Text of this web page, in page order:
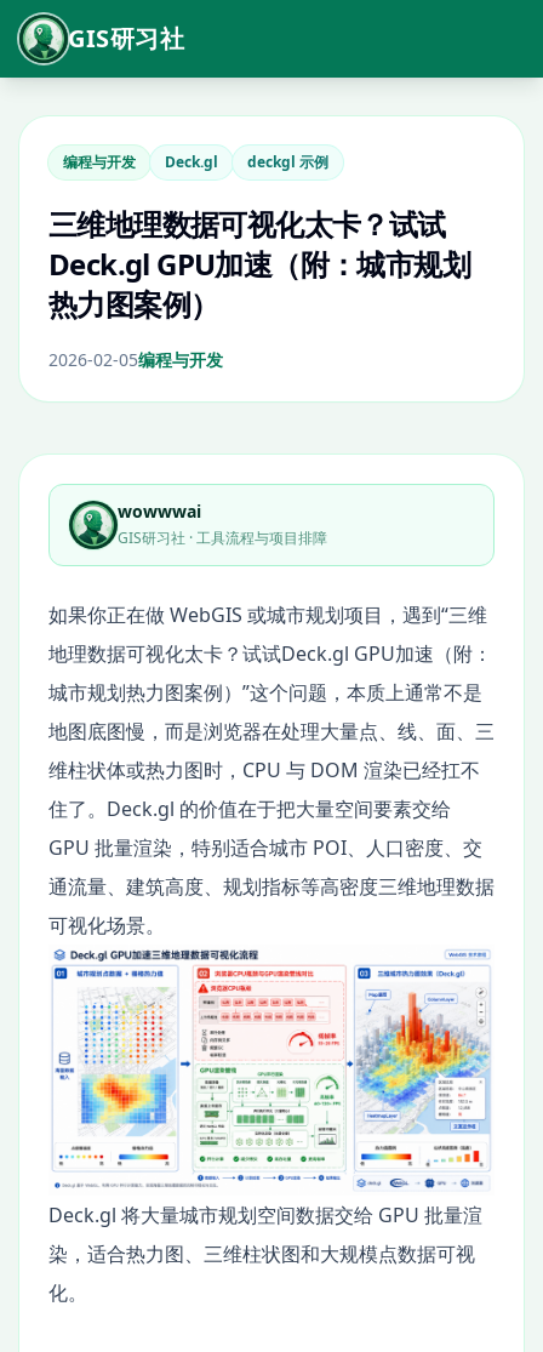
GIS研习社
编程与开发 Deck.gl deckgl 示例
三维地理数据可视化太卡？试试
Deck.gl GPU加速（附：城市规划
热力图案例）
2026-02-05编程与开发
wowwwai
GIS研习社 · 工具流程与项目排障
如果你正在做 WebGIS 或城市规划项目，遇到“三维
地理数据可视化太卡？试试Deck.gl GPU加速（附：
城市规划热力图案例）”这个问题，本质上通常不是
地图底图慢，而是浏览器在处理大量点、线、面、三
维柱状体或热力图时，CPU 与 DOM 渲染已经扛不
住了。Deck.gl 的价值在于把大量空间要素交给
GPU 批量渲染，特别适合城市 POI、人口密度、交
通流量、建筑高度、规划指标等高密度三维地理数据
可视化场景。
Deck.gl 将大量城市规划空间数据交给 GPU 批量渲
染，适合热力图、三维柱状图和大规模点数据可视
化。